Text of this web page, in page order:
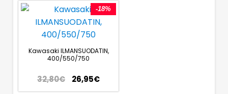
-18%
Kawasaki ILMANSUODATIN,
400/550/750
32,80€ 26,95€